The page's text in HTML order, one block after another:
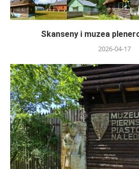
Skanseny i muzea
2026-04-17